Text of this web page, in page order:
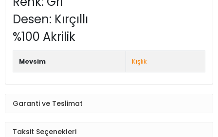
Desen: Kırçıllı
%100 Akrilik
Mevsim Kışlık
Garanti ve Teslimat
Taksit Seçenekleri